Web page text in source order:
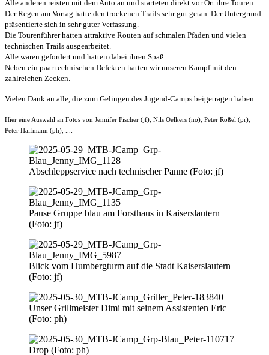
Alle anderen reisten mit dem Auto an und starteten direkt vor Ort ihre Touren.
Der Regen am Vortag hatte den trockenen Trails sehr gut getan. Der Untergrund
präsentierte sich in sehr guter Verfassung.
Die Tourenführer hatten attraktive Routen auf schmalen Pfaden und vielen
technischen Trails ausgearbeitet.
Alle waren gefordert und hatten dabei ihren Spaß.
Neben ein paar technischen Defekten hatten wir unseren Kampf mit den
zahlreichen Zecken.
Vielen Dank an alle, die zum Gelingen des Jugend-Camps beigetragen haben.
Hier eine Auswahl an Fotos von Jennifer Fischer (jf), Nils Oelkers (no), Peter Rößel (pr),
Peter Halfmann (ph), ...:
Abschleppservice nach technischer Panne (Foto: jf)
Pause Gruppe blau am Forsthaus in Kaiserslautern
(Foto: jf)
Blick vom Humbergturm auf die Stadt Kaiserslautern
(Foto: jf)
Unser Grillmeister Dimi mit seinem Assistenten Eric
(Foto: ph)
Drop (Foto: ph)